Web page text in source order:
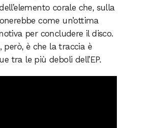
corale che, sulla
come un’ottima
per concludere il disco.
però, è che la traccia è
tra le più deboli dell’EP.